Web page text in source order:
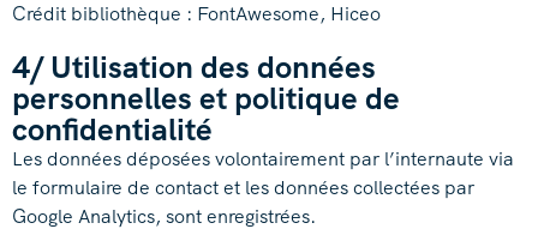
Crédit bibliothèque : FontAwesome, Hiceo
4/ Utilisation des données
personnelles et politique de
confidentialité
Les données déposées volontairement par l’internaute via
le formulaire de contact et les données collectées par
Google Analytics, sont enregistrées.